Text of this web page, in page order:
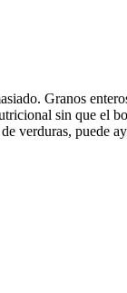
Granos
sin que el
verduras, puede